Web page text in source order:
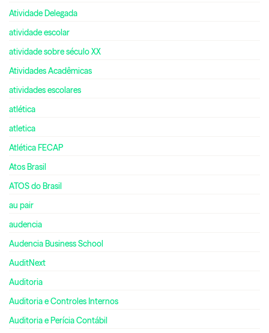
Atividade Delegada
atividade escolar
atividade sobre século XX
Atividades Acadêmicas
atividades escolares
atlética
atletica
Atlética FECAP
Atos Brasil
ATOS do Brasil
au pair
audencia
Audencia Business School
AuditNext
Auditoria
Auditoria e Controles Internos
Auditoria e Perícia Contábil